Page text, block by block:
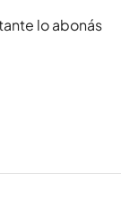
lo abonás